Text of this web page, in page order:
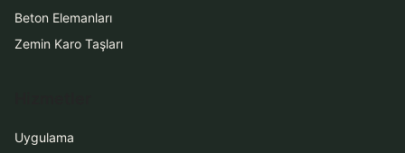
Beton Elemanları
Zemin Karo Taşları
Uygulama